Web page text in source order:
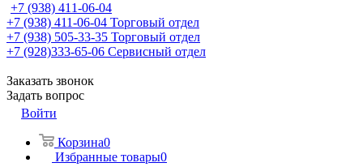
+7 (938) 411-06-04
+7 (938) 411-06-04 Торговый отдел
+7 (938) 505-33-35 Торговый отдел
+7 (928)333-65-06 Сервисный отдел
Заказать звонок
Задать вопрос
Войти
Корзина0
Избранные товары0